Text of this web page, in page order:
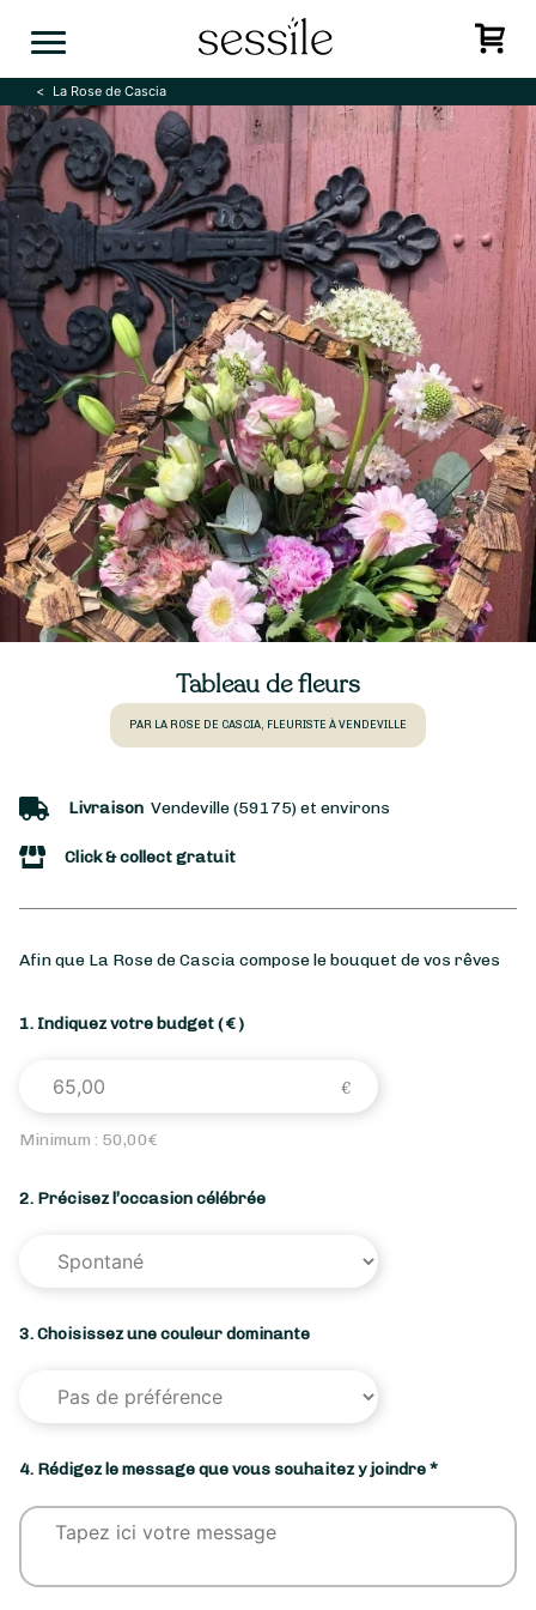
La Rose de Cascia
Tableau de fleurs
PAR LA ROSE DE CASCIA, FLEURISTE À VENDEVILLE
Livraison Vendeville (59175) et environs
Click & collect gratuit
Afin que La Rose de Cascia compose le bouquet de vos rêves
1. Indiquez votre budget( € )
Minimum : 50,00€
2. Précisez l’occasion célébrée
3. Choisissez une couleur dominante
4. Rédigez le message que vous souhaitez y joindre *